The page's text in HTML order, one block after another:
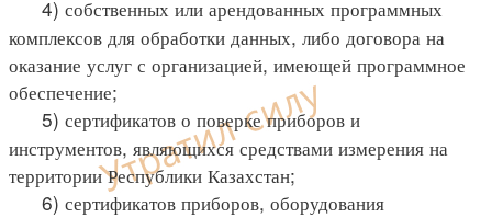
4) собственных или арендованных программных
комплексов для обработки данных, либо договора на
оказание услуг с организацией, имеющей программное
обеспечение;
5) сертификатов о поверке приборов и
инструментов, являющихся средствами измерения на
территории Республики Казахстан;
6) сертификатов приборов, оборудования